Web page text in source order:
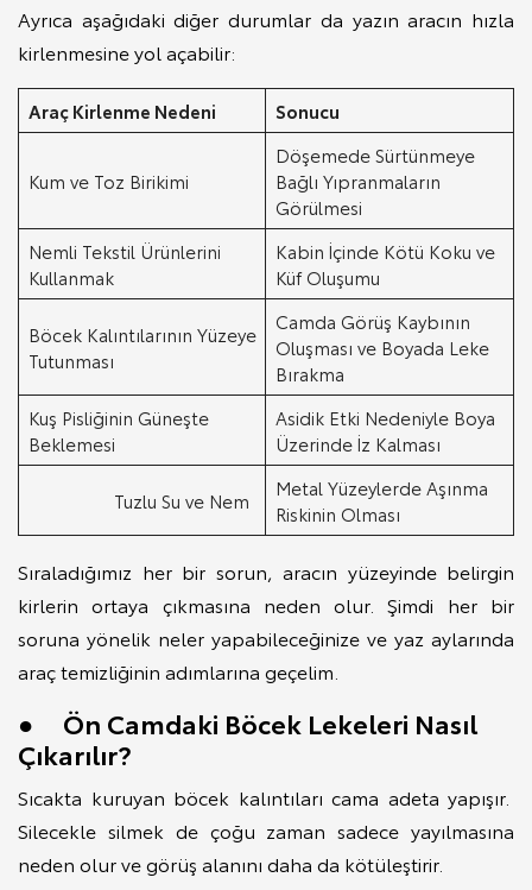
Ayrıca aşağıdaki diğer durumlar da yazın aracın hızla
kirlenmesine yol açabilir:
Araç Kirlenme Nedeni Sonucu
Kum ve Toz Birikimi
Döşemede Sürtünmeye
Bağlı Yıpranmaların
Görülmesi
Nemli Tekstil Ürünlerini
Kullanmak
Kabin İçinde Kötü Koku ve
Küf Oluşumu
Böcek Kalıntılarının Yüzeye
Tutunması
Camda Görüş Kaybının
Oluşması ve Boyada Leke
Bırakma
Kuş Pisliğinin Güneşte
Beklemesi
Asidik Etki Nedeniyle Boya
Üzerinde İz Kalması
Tuzlu Su ve Nem
Metal Yüzeylerde Aşınma
Riskinin Olması
Sıraladığımız her bir sorun, aracın yüzeyinde belirgin
kirlerin ortaya çıkmasına neden olur. Şimdi her bir
soruna yönelik neler yapabileceğinize ve yaz aylarında
araç temizliğinin adımlarına geçelim.
● Ön Camdaki Böcek Lekeleri Nasıl
Çıkarılır?
Sıcakta kuruyan böcek kalıntıları cama adeta yapışır.
Silecekle silmek de çoğu zaman sadece yayılmasına
neden olur ve görüş alanını daha da kötüleştirir.